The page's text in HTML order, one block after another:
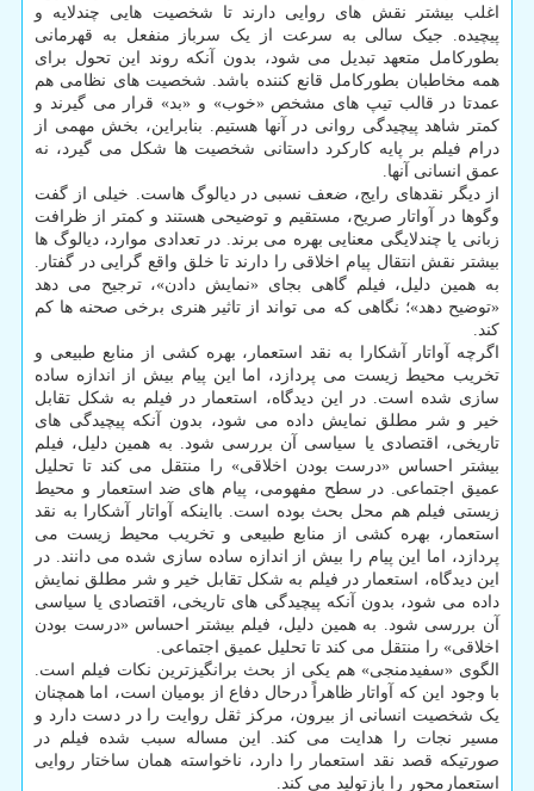
اغلب بیشتر نقش های روایی دارند تا شخصیت هایی چندلایه و
پیچیده. جیک سالی به سرعت از یک سرباز منفعل به قهرمانی
بطورکامل متعهد تبدیل می شود، بدون آنکه روند این تحول برای
همه مخاطبان بطورکامل قانع کننده باشد. شخصیت های نظامی هم
عمدتا در قالب تیپ های مشخص «خوب» و «بد» قرار می گیرند و
کمتر شاهد پیچیدگی روانی در آنها هستیم. بنابراین، بخش مهمی از
درام فیلم بر پایه کارکرد داستانی شخصیت ها شکل می گیرد، نه
عمق انسانی آنها.
از دیگر نقدهای رایج، ضعف نسبی در دیالوگ هاست. خیلی از گفت
وگوها در آواتار صریح، مستقیم و توضیحی هستند و کمتر از ظرافت
زبانی یا چندلایگی معنایی بهره می برند. در تعدادی موارد، دیالوگ ها
بیشتر نقش انتقال پیام اخلاقی را دارند تا خلق واقع گرایی در گفتار.
به همین دلیل، فیلم گاهی بجای «نمایش دادن»، ترجیح می دهد
«توضیح دهد»؛ نگاهی که می تواند از تاثیر هنری برخی صحنه ها کم
کند.
اگرچه آواتار آشکارا به نقد استعمار، بهره کشی از منابع طبیعی و
تخریب محیط زیست می پردازد، اما این پیام بیش از اندازه ساده
سازی شده است. در این دیدگاه، استعمار در فیلم به شکل تقابل
خیر و شر مطلق نمایش داده می شود، بدون آنکه پیچیدگی های
تاریخی، اقتصادی یا سیاسی آن بررسی شود. به همین دلیل، فیلم
بیشتر احساس «درست بودن اخلاقی» را منتقل می کند تا تحلیل
عمیق اجتماعی. در سطح مفهومی، پیام های ضد استعمار و محیط
زیستی فیلم هم محل بحث بوده است. بااینکه آواتار آشکارا به نقد
استعمار، بهره کشی از منابع طبیعی و تخریب محیط زیست می
پردازد، اما این پیام را بیش از اندازه ساده سازی شده می دانند. در
این دیدگاه، استعمار در فیلم به شکل تقابل خیر و شر مطلق نمایش
داده می شود، بدون آنکه پیچیدگی های تاریخی، اقتصادی یا سیاسی
آن بررسی شود. به همین دلیل، فیلم بیشتر احساس «درست بودن
اخلاقی» را منتقل می کند تا تحلیل عمیق اجتماعی.
الگوی «سفیدمنجی» هم یکی از بحث برانگیزترین نکات فیلم است.
با وجود این که آواتار ظاهراً درحال دفاع از بومیان است، اما همچنان
یک شخصیت انسانی از بیرون، مرکز ثقل روایت را در دست دارد و
مسیر نجات را هدایت می کند. این مساله سبب شده فیلم در
صورتیکه قصد نقد استعمار را دارد، ناخواسته همان ساختار روایی
استعمارمحور را بازتولید می کند.